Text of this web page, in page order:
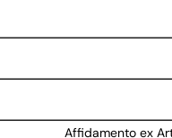
Affidamento ex